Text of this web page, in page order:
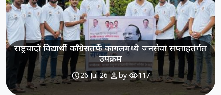
राष्ट्रवादी विद्यार्थी काँग्रेसतर्फे कागलमध्ये जनसेवा सप्ताहतंर्गत
उपक्रम
schedule26 Jul 26 personby visibility117